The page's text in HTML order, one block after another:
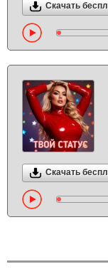
Скачать
Скачать